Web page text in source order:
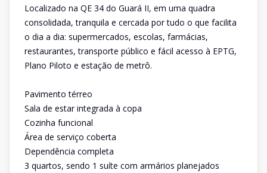
Localizado na QE 34 do Guará II, em uma quadra
consolidada, tranquila e cercada por tudo o que facilita
o dia a dia: supermercados, escolas, farmácias,
restaurantes, transporte público e fácil acesso à EPTG,
Plano Piloto e estação de metrô.
Pavimento térreo
Sala de estar integrada à copa
Cozinha funcional
Área de serviço coberta
Dependência completa
3 quartos, sendo 1 suíte com armários planejados